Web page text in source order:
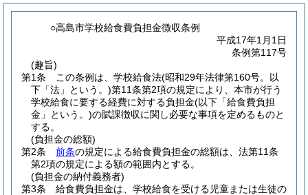
○高島市学校給食費負担金徴収条例
平成17年1月1日
条例第117号
(趣旨)
第1条
この条例は、学校給食法(昭和29年法律第160号。以
下「法」という。)第11条第2項の規定により、本市が行う
学校給食に要する経費に対する負担金(以下「給食費負担
金」という。)の賦課徴収に関し必要な事項を定めるものと
する。
(負担金の総額)
第2条
前条の規定による給食費負担金の総額は、法第11条
第2項の規定による額の範囲内とする。
(負担金の納付義務者)
第3条
給食費負担金は、学校給食を受ける児童または生徒の